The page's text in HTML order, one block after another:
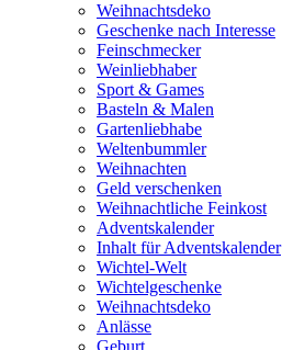
Weihnachtsdeko
Geschenke nach Interesse
Feinschmecker
Weinliebhaber
Sport & Games
Basteln & Malen
Gartenliebhabe
Weltenbummler
Weihnachten
Geld verschenken
Weihnachtliche Feinkost
Adventskalender
Inhalt für Adventskalender
Wichtel-Welt
Wichtelgeschenke
Weihnachtsdeko
Anlässe